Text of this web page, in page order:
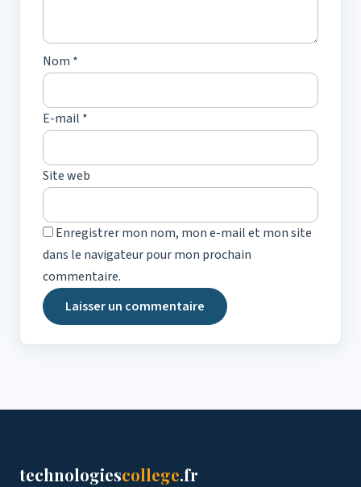
Nom *
E-mail *
Site web
Enregistrer mon nom, mon e-mail et mon site
dans le navigateur pour mon prochain
commentaire.
technologiescollege.fr